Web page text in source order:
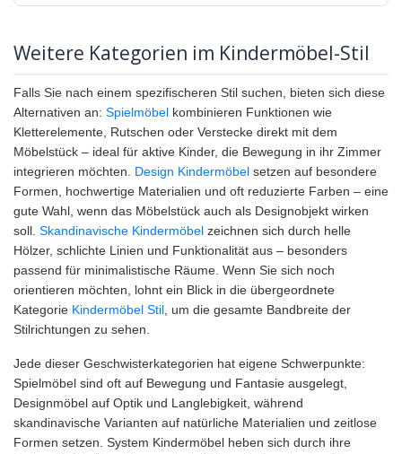
Weitere Kategorien im Kindermöbel-Stil
Falls Sie nach einem spezifischeren Stil suchen, bieten sich diese
Alternativen an: Spielmöbel kombinieren Funktionen wie
Kletterelemente, Rutschen oder Verstecke direkt mit dem
Möbelstück – ideal für aktive Kinder, die Bewegung in ihr Zimmer
integrieren möchten. Design Kindermöbel setzen auf besondere
Formen, hochwertige Materialien und oft reduzierte Farben – eine
gute Wahl, wenn das Möbelstück auch als Designobjekt wirken
soll. Skandinavische Kindermöbel zeichnen sich durch helle
Hölzer, schlichte Linien und Funktionalität aus – besonders
passend für minimalistische Räume. Wenn Sie sich noch
orientieren möchten, lohnt ein Blick in die übergeordnete
Kategorie Kindermöbel Stil , um die gesamte Bandbreite der
Stilrichtungen zu sehen.
Jede dieser Geschwisterkategorien hat eigene Schwerpunkte:
Spielmöbel sind oft auf Bewegung und Fantasie ausgelegt,
Designmöbel auf Optik und Langlebigkeit, während
skandinavische Varianten auf natürliche Materialien und zeitlose
Formen setzen. System Kindermöbel heben sich durch ihre